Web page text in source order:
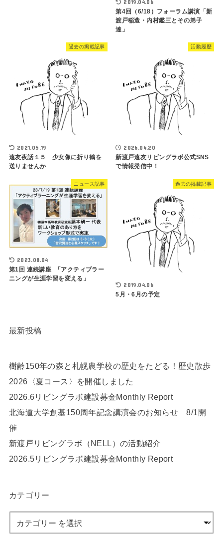
2019.04.06
第4回（6/18）フォーラム講演「新
渡戸稲造・内村鑑三とその弟子
達」
過去の掲載記事
2021.05.19
遠友夜話１５ 少女像に折り鶴を
送りませんか
活動履歴
2026.04.20
新渡戸遠友リビングラボ公式SNS
で情報発信中！
ニュース記事
2023.08.04
第1回 連続講座 「アクティブラー
ニングが生涯学習を変える」
過去の掲載記事
2019.04.06
5月・6月の予定
最新投稿
樹齢150年の森と札幌農学校の歴史をたどる！歴史散歩
2026〈夏コース〉を開催しました
2026.6リビングラボ建設募金Monthly Report
北海道大学創基150周年記念講演会のお知らせ 8/1開
催
新渡戸リビングラボ（NELL）の活動紹介
2026.5リビングラボ建設募金Monthly Report
カテゴリー